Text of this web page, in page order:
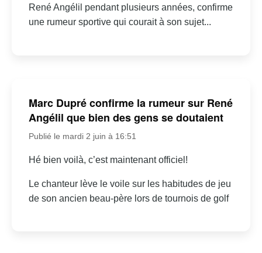
René Angélil pendant plusieurs années, confirme
une rumeur sportive qui courait à son sujet...
Marc Dupré confirme la rumeur sur René
Angélil que bien des gens se doutaient
Publié le mardi 2 juin à 16:51
Hé bien voilà, c’est maintenant officiel!
Le chanteur lève le voile sur les habitudes de jeu
de son ancien beau-père lors de tournois de golf